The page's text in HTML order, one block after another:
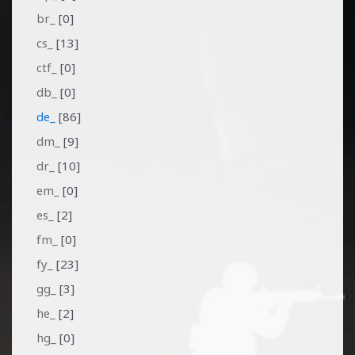
br_ [0]
cs_ [13]
ctf_ [0]
db_ [0]
de_ [86]
dm_ [9]
dr_ [10]
em_ [0]
es_ [2]
fm_ [0]
fy_ [23]
gg_ [3]
he_ [2]
hg_ [0]